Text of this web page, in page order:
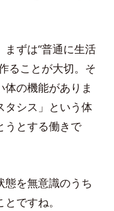
ずは“普通に生活
ることが大切。そ
の機能がありま
タシス」という体
うとする働きで
態を無意識のうち
ですね。